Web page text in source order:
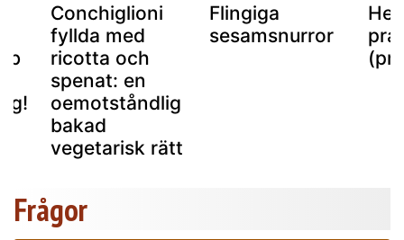
Conchiglioni
fyllda med
ricotta och
spenat: en
oemotståndlig
bakad
vegetarisk rätt
Flingiga
sesamsnurror
Frågor